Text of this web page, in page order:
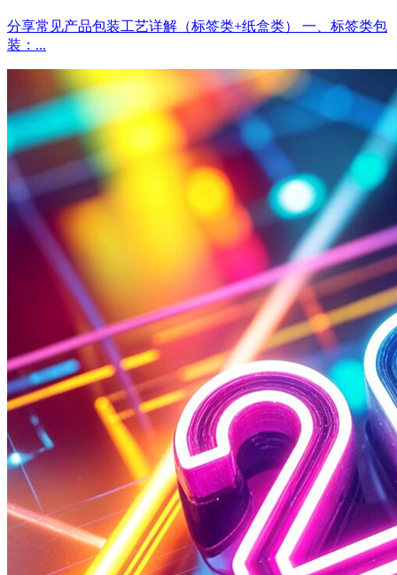
分享常见产品包装工艺详解（标签类+纸盒类） 一、标签类包
装：...